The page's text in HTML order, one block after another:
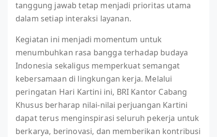
tanggung jawab tetap menjadi prioritas utama
dalam setiap interaksi layanan.
Kegiatan ini menjadi momentum untuk
menumbuhkan rasa bangga terhadap budaya
Indonesia sekaligus memperkuat semangat
kebersamaan di lingkungan kerja. Melalui
peringatan Hari Kartini ini, BRI Kantor Cabang
Khusus berharap nilai-nilai perjuangan Kartini
dapat terus menginspirasi seluruh pekerja untuk
berkarya, berinovasi, dan memberikan kontribusi